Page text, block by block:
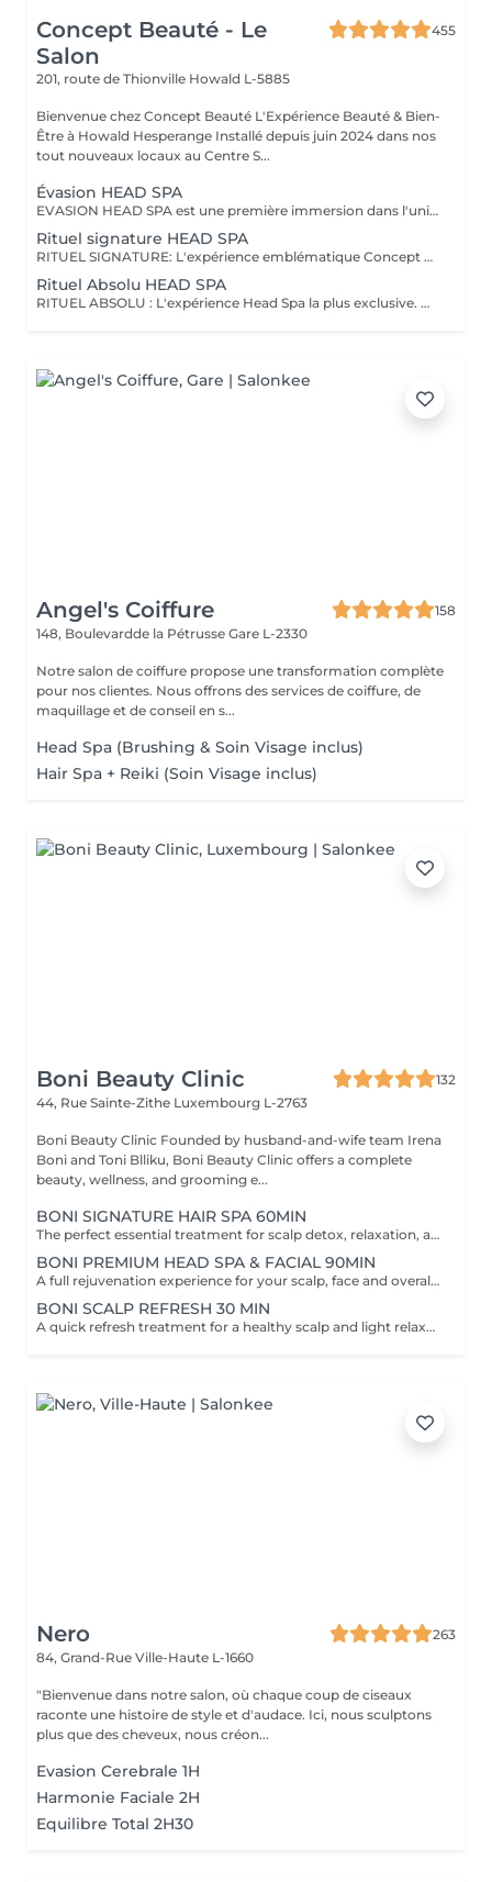
Concept Beauté - Le
Salon
455
201, route de Thionville Howald L-5885
Bienvenue chez Concept Beauté L'Expérience Beauté & Bien-
Être à Howald Hesperange Installé depuis juin 2024 dans nos
tout nouveaux locaux au Centre S...
Évasion HEAD SPA
EVASION HEAD SPA est une première immersion dans l'univers du Head Spa. Ce rituel découverte vous invite à relâcher les tensions accumulées grâce à un massage du cuir chevelu associé à une expérience sensorielle autour de l'eau et à un soin adapté. Idéal pour découvrir les bienfaits du Head Spa et s'offrir un véritable moment de détente. Coiffage ou brushing inclus. DECOUVREZ NOTRE UNIVERS HEAD SPA, une expérience unique alliant relaxation profonde, soin du cuir chevelu et beauté du cheveu. Inspirés des rituels de bien-être japonais, nos soins Head Spa sont conçus pour procurer un véritable moment de déconnexion tout en prenant soin de vos cheveux et de votre cuir chevelu. Chaque rituel associe des techniques de massage relaxantes, un travail autour de l'eau, des soins professionnels adaptés et se termine par un coiffage ou un brushing afin que vous repartiez détendue et sublimée. Accordez-vous une parenthèse hors du temps et choisissez le rituel qui correspond à vos envies.
Rituel signature HEAD SPA
RITUEL SIGNATURE: L'expérience emblématique Concept Beauté. Un rituel complet alliant bien-être, soin du cuir chevelu, beauté du cheveu et coiffage personnalisé. DECOUVREZ NOTRE UNIVERS HEAD SPA, une expérience unique alliant relaxation profonde, soin du cuir chevelu et beauté du cheveu. Inspirés des rituels de bien-être japonais, nos soins Head Spa sont conçus pour procurer un véritable moment de déconnexion tout en prenant soin de vos cheveux et de votre cuir chevelu. Chaque rituel associe des techniques de massage relaxantes, un travail autour de l'eau, des soins professionnels adaptés et se termine par un coiffage ou un brushing afin que vous repartiez détendue et sublimée. Accordez-vous une parenthèse hors du temps et choisissez le rituel qui correspond à vos envies.
Rituel Absolu HEAD SPA
RITUEL ABSOLU : L'expérience Head Spa la plus exclusive. Un voyage sensoriel profond associant relaxation intense, soins experts et mise en beauté complète des cheveux. DECOUVREZ NOTRE UNIVERS HEAD SPA, une expérience unique alliant relaxation profonde, soin du cuir chevelu et beauté du cheveu. Inspirés des rituels de bien-être japonais, nos soins Head Spa sont conçus pour procurer un véritable moment de déconnexion tout en prenant soin de vos cheveux et de votre cuir chevelu. Chaque rituel associe des techniques de massage relaxantes, un travail autour de l'eau, des soins professionnels adaptés et se termine par un coiffage ou un brushing afin que vous repartiez détendue et sublimée. Accordez-vous une parenthèse hors du temps et choisissez le rituel qui correspond à vos envies.
Angel's Coiffure
158
148, Boulevardde la Pétrusse Gare L-2330
Notre salon de coiffure propose une transformation complète
pour nos clientes. Nous offrons des services de coiffure, de
maquillage et de conseil en s...
Head Spa (Brushing & Soin Visage inclus)
Hair Spa + Reiki (Soin Visage inclus)
Boni Beauty Clinic
132
44, Rue Sainte-Zithe Luxembourg L-2763
Boni Beauty Clinic Founded by husband-and-wife team Irena
Boni and Toni Blliku, Boni Beauty Clinic offers a complete
beauty, wellness, and grooming e...
BONI SIGNATURE HAIR SPA 60MIN
The perfect essential treatment for scalp detox, relaxation, and hair vitality. Scalp Analysis (Becon Pro Camera) Microbubble Scalp Cleansing Rootonix Scalp Treatment Aromatherapy Ritual Scalp Massage Blow Dry Optional Add-Ons Available Enhance your Head Spa experience with our optional add-on treatments: Scalp Ampoule Booster €15 Neck & Shoulder Massage (15 min) €20 Steam Therapy €15 Hair Styling Straight or Wavy Finish €20 Hand Massage (15 min) €20 These add-on services can be combined with any Head Spa treatment for an even more personalized and relaxing experience.
BONI PREMIUM HEAD SPA & FACIAL 90MIN
A full rejuvenation experience for your scalp, face and overall radiance. Scalp Analysis (Becon Pro Camera) Microbubble Scalp Cleansing Rootonix Scalp & Hair Treatment Steam & Mist Infusion Scalp Massage Customized Facial Blow Dry INCLUDES FACIAL
BONI SCALP REFRESH 30 MIN
A quick refresh treatment for a healthy scalp and light relaxation. -Scalp Analysis (Becon Pro Camera) -Microbubble Scalp Cleansing -Scalp Massage -Blow Dry
Nero
263
84, Grand-Rue Ville-Haute L-1660
"Bienvenue dans notre salon, où chaque coup de ciseaux
raconte une histoire de style et d'audace. Ici, nous sculptons
plus que des cheveux, nous créon...
Evasion Cerebrale 1H
Harmonie Faciale 2H
Equilibre Total 2H30